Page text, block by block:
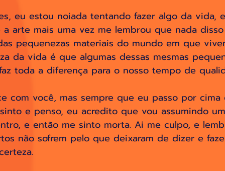
eu estou noiada tentando fazer algo da vida,
a arte mais uma vez me lembrou que nada
pequenezas materiais do mundo em que
da vida é que algumas dessas mesmas
toda a diferença para o nosso tempo de
com você, mas sempre que eu passo por
e penso, eu acredito que vou assumindo
e então me sinto morta. Ai me culpo, e
não sofrem pelo que deixaram de dizer e